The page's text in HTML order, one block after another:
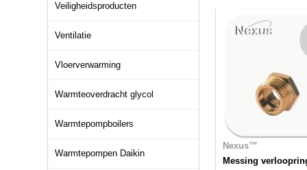
Veiligheidsproducten
Ventilatie
Vloerverwarming
Warmteoverdracht glycol
Warmtepompboilers
Warmtepompen Daikin
Nexus™
Messing